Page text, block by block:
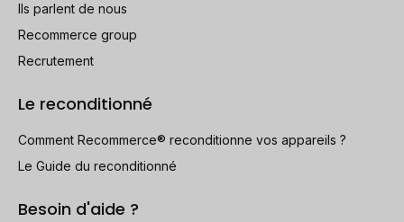
Ils parlent de nous
Recommerce group
Recrutement
Le reconditionné
Comment Recommerce® reconditionne vos appareils ?
Le Guide du reconditionné
Besoin d'aide ?